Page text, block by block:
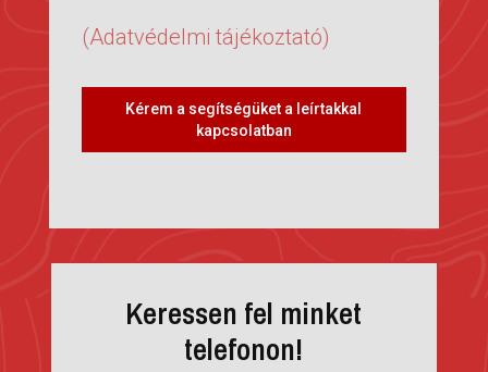
(Adatvédelmi tájékoztató)
Kérem a segítségüket a leírtakkal
kapcsolatban
Keressen fel minket
telefonon!